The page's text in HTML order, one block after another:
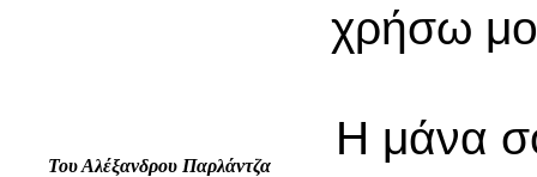
Του Αλέξανδρου Παρλάντζα
χρήσω
Η μάνα